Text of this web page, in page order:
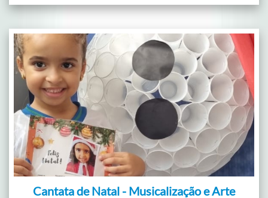
Cantata de Natal - Musicalização e Arte